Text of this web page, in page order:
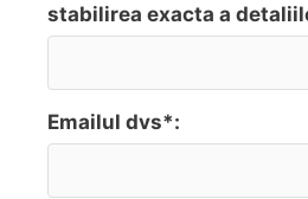
stabilirea exacta a
Emailul dvs*: